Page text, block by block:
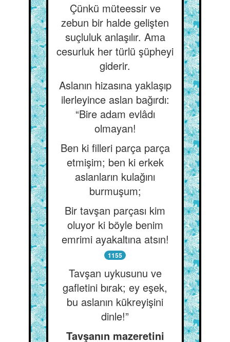
Çünkü müteessir ve
zebun bir halde gelişten
suçluluk anlaşılır. Ama
cesurluk her türlü şüpheyi
giderir.
Aslanın hizasına yaklaşıp
ilerleyince aslan bağırdı:
“Bire adam evlâdı
olmayan!
Ben ki filleri parça parça
etmişim; ben ki erkek
aslanların kulağını
burmuşum;
Bir tavşan parçası kim
oluyor ki böyle benim
emrimi ayakaltına atsın!
1155
Tavşan uykusunu ve
gafletini bırak; ey eşek,
bu aslanın kükreyişini
dinle!”
Tavşanın mazeretini